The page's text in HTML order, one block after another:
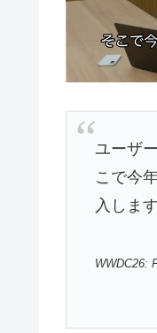
ユーザ
こで今
入します
WWDC26: